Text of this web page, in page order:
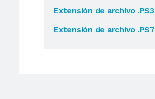
Extensión de archivo .PS3
Extensión de archivo .PS7